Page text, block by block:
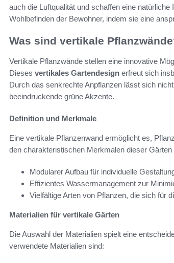
auch die Luftqualität und schaffen eine
Wohlbefinden der Bewohner, indem sie eine
Was sind vertikale
Vertikale Pflanzwände stellen eine innovative
Dieses vertikales Gartendesign erfreut sich
Durch das senkrechte Anpflanzen lässt sich
beeindruckende grüne Akzente.
Definition und Merkmale
Eine vertikale Pflanzenwand ermöglicht es,
den charakteristischen Merkmalen dieser Gärten
Modularer Aufbau für individuelle
Effizientes Wassermanagement zur
Vielfältige Arten von Pflanzen, die sich für
Materialien für vertikale Gärten
Die Auswahl der Materialien spielt eine
verwendete Materialien sind: